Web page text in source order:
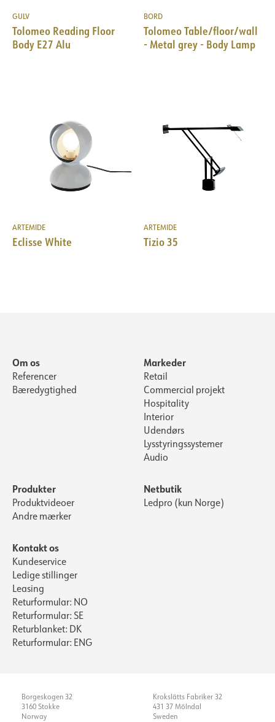
GULV
Tolomeo Reading Floor
Body E27 Alu
BORD
Tolomeo Table/floor/wall
- Metal grey - Body Lamp
ARTEMIDE
Eclisse White
ARTEMIDE
Tizio 35
Om os
Referencer
Bæredygtighed
Markeder
Retail
Commercial projekt
Hospitality
Interior
Udendørs
Lysstyringssystemer
Audio
Produkter
Produktvideoer
Andre mærker
Netbutik
Ledpro (kun Norge)
Kontakt os
Kundeservice
Ledige stillinger
Leasing
Returformular: NO
Returformular: SE
Returblanket: DK
Returformular: ENG
Borgeskogen 32
3160 Stokke
Norway
Krokslätts Fabriker 32
431 37 Mölndal
Sweden